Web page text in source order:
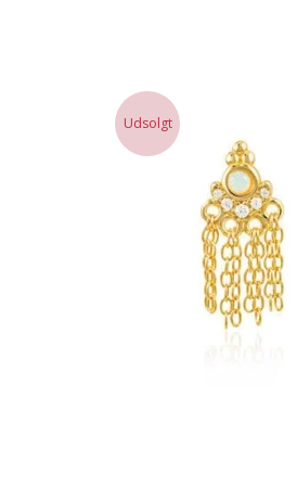
Udsolgt